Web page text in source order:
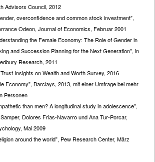
Advisors Council, 2012
overconfidence and common stock investment”,
Odeon, Journal of Economics, Februar 2001
the Female Economy: The Role of Gender in
and Succession Planning for the Next Generation”, in
Research, 2011
Insights on Wealth and Worth Survey, 2016
Economy”, Barclays, 2013, mit einer Umfrage bei mehr
Personen
than men? A longitudinal study in adolescence”,
Dolores Frias-Navarro und Ana Tur-Porcar,
Mai 2009
around the world”, Pew Research Center, März